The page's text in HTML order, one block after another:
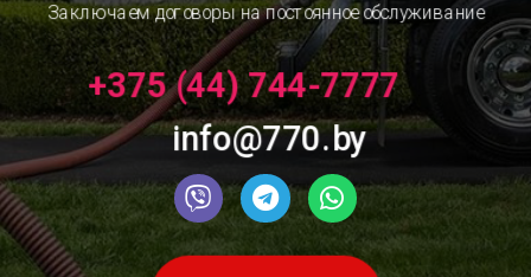
Заключаем договоры на постоянное обслуживание
+375 (44) 744-7777
info@770.by